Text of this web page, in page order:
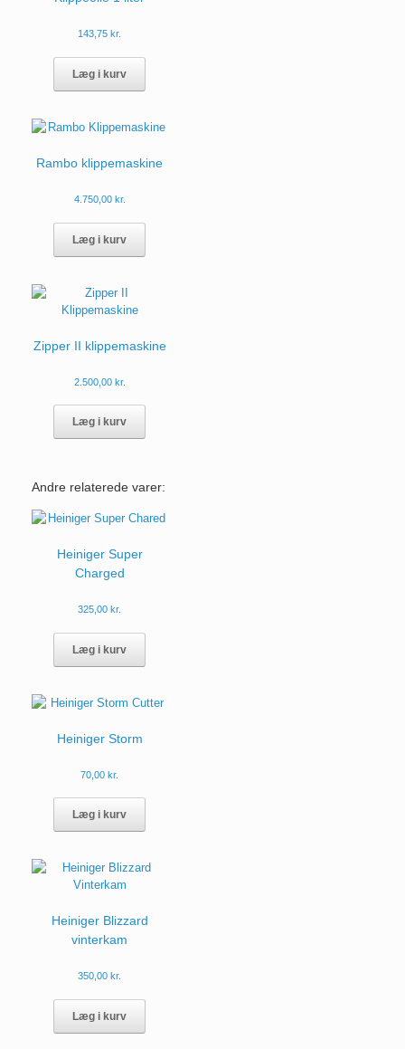
143,75 kr.
Læg i kurv
Rambo klippemaskine
4.750,00 kr.
Læg i kurv
Zipper II klippemaskine
2.500,00 kr.
Læg i kurv
Andre relaterede varer:
Heiniger Super
Charged
325,00 kr.
Læg i kurv
Heiniger Storm
70,00 kr.
Læg i kurv
Heiniger Blizzard
vinterkam
350,00 kr.
Læg i kurv